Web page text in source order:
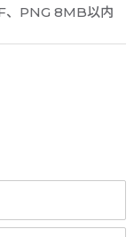
、PNG 8MB以内